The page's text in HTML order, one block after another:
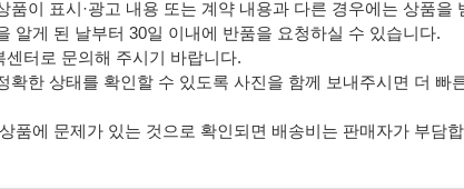
품이 표시·광고 내용 또는 계약 내용과 다른 경우에는 상품을
알게 된 날부터 30일 이내에 반품을 요청하실 수 있습니다.
센터로 문의해 주시기 바랍니다.
확한 상태를 확인할 수 있도록 사진을 함께 보내주시면 더 빠
품에 문제가 있는 것으로 확인되면 배송비는 판매자가 부담